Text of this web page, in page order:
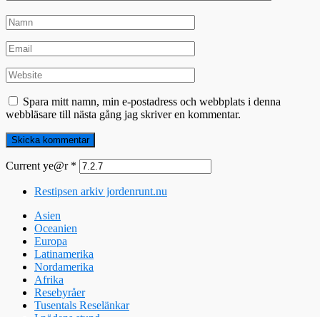
Spara mitt namn, min e-postadress och webbplats i denna
webbläsare till nästa gång jag skriver en kommentar.
Current ye@r *
Restipsen arkiv jordenrunt.nu
Asien
Oceanien
Europa
Latinamerika
Nordamerika
Afrika
Resebyråer
Tusentals Reselänkar